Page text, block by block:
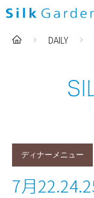
DAILY
ディナーメニュー
7月